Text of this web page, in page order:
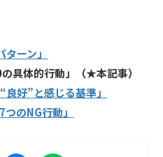
ーン」
具体的行動」（★本記事）
“良好”と感じる基準」
7つのNG行動」